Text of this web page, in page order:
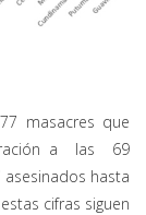
masacres que
a las 69
hasta
cifras siguen